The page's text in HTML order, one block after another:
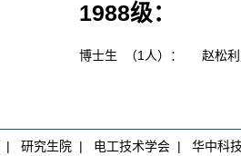
1988级：
博士生 （1人）： 赵松
| 研究生院 | 电工技术学会 | 华中科